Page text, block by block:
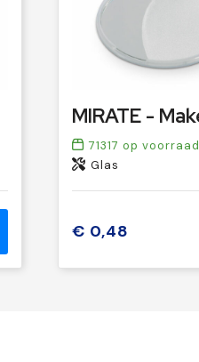
71317 op voorraad
Glas
€ 0,48